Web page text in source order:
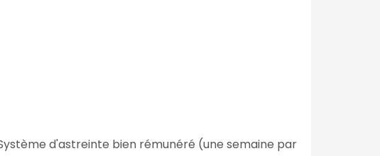
d'astreinte bien rémunéré (une semaine par